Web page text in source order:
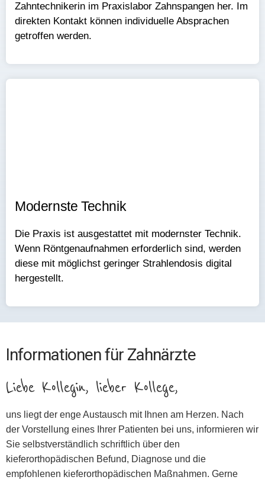
Zahntechnikerin im Praxislabor Zahnspangen her. Im
direkten Kontakt können individuelle Absprachen
getroffen werden.
Modernste Technik​​
Die Praxis ist ausgestattet mit modernster Technik.
Wenn Röntgenaufnahmen erforderlich sind, werden
diese mit möglichst geringer Strahlendosis digital
hergestellt.
Informationen für Zahnärzte
Liebe Kollegin, lieber Kollege,
uns liegt der enge Austausch mit Ihnen am Herzen. Nach
der Vorstellung eines Ihrer Patienten bei uns, informieren wir
Sie selbstverständlich schriftlich über den
kieferorthopädischen Befund, Diagnose und die
empfohlenen kieferorthopädischen Maßnahmen. Gerne